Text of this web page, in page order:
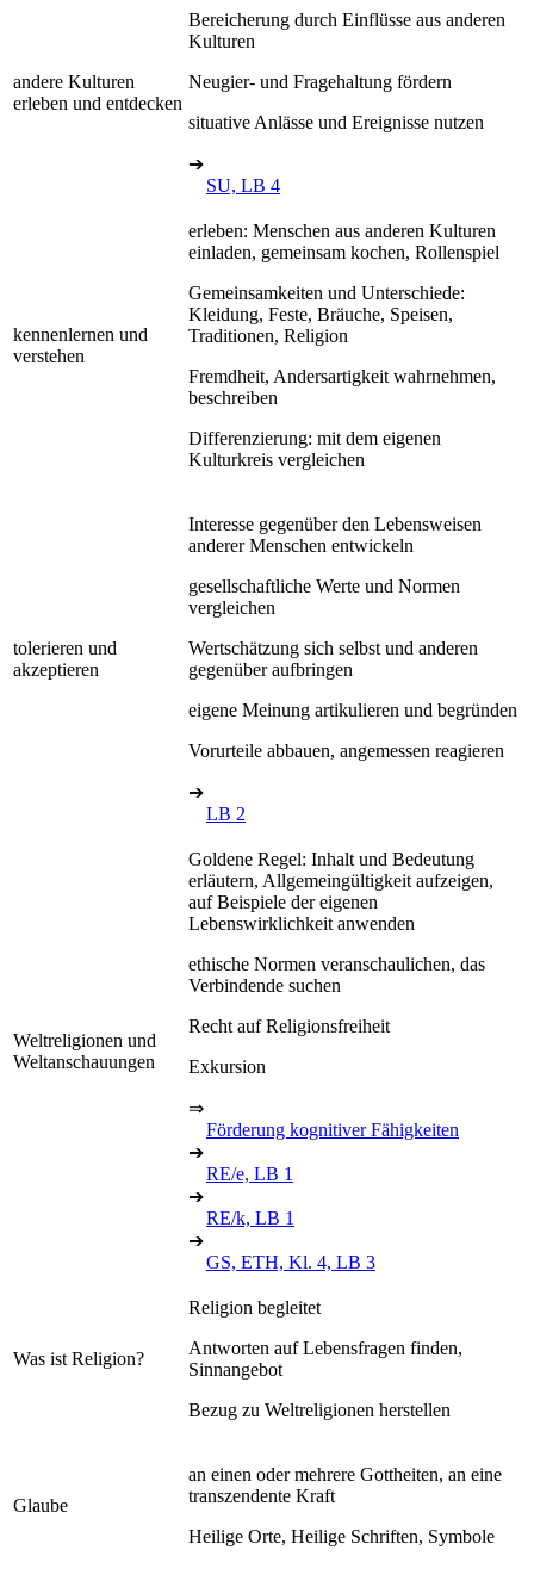
andere Kulturen
erleben und entdecken
Bereicherung durch Einflüsse aus anderen
Kulturen
Neugier- und Fragehaltung fördern
situative Anlässe und Ereignisse nutzen
➔
SU, LB 4
kennenlernen und
verstehen
erleben: Menschen aus anderen Kulturen
einladen, gemeinsam kochen, Rollenspiel
Gemeinsamkeiten und Unterschiede:
Kleidung, Feste, Bräuche, Speisen,
Traditionen, Religion
Fremdheit, Andersartigkeit wahrnehmen,
beschreiben
Differenzierung: mit dem eigenen
Kulturkreis vergleichen
tolerieren und
akzeptieren
Interesse gegenüber den Lebensweisen
anderer Menschen entwickeln
gesellschaftliche Werte und Normen
vergleichen
Wertschätzung sich selbst und anderen
gegenüber aufbringen
eigene Meinung artikulieren und begründen
Vorurteile abbauen, angemessen reagieren
➔
LB 2
Weltreligionen und
Weltanschauungen
Goldene Regel: Inhalt und Bedeutung
erläutern, Allgemeingültigkeit aufzeigen,
auf Beispiele der eigenen
Lebenswirklichkeit anwenden
ethische Normen veranschaulichen, das
Verbindende suchen
Recht auf Religionsfreiheit
Exkursion
⇒
Förderung kognitiver Fähigkeiten
➔
RE/e, LB 1
➔
RE/k, LB 1
➔
GS, ETH, Kl. 4, LB 3
Was ist Religion?
Religion begleitet
Antworten auf Lebensfragen finden,
Sinnangebot
Bezug zu Weltreligionen herstellen
Glaube
an einen oder mehrere Gottheiten, an eine
transzendente Kraft
Heilige Orte, Heilige Schriften, Symbole